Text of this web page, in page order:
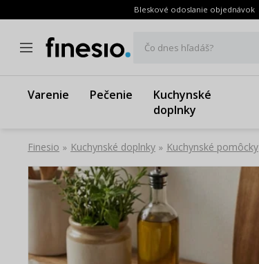
Bleskové odoslanie objednávok
Čo dnes hľadáš?
Varenie Pečenie
Kuchynské
doplnky
Finesio » Kuchynské doplnky » Kuchynské pomôcky